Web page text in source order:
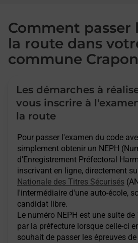
Comment passer
la route dans
commune
Les démarches à
vous inscrire à
la route
Pour passer l'examen du code
simplement obtenir un NEPH
d'Enregistrement Préfectoral
inscrivant en ligne, directement
Nationale des Titres Sécurisés
l'intermédiaire d'une auto-école,
candidat libre.
Le numéro NEPH est une suite
par la préfecture lorsque celle-ci
souhait de passer les épreuves